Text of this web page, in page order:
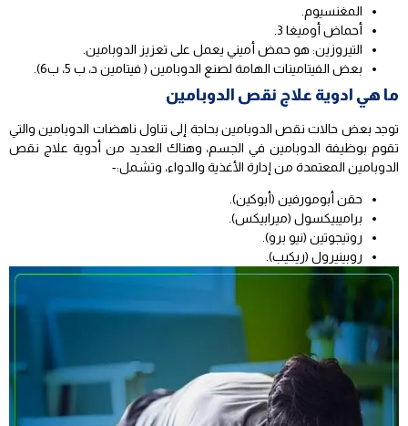
المغنسيوم.
أحماض أوميغا 3.
التيروزين: هو حمض أميني يعمل على تعزيز الدوبامين.
بعض الفيتامينات الهامة لصنع الدوبامين ( فيتامين د، ب 5، ب6).
ما هي ادوية علاج نقص الدوبامين
توجد بعض حالات نقص الدوبامين بحاجة إلى تناول ناهضات الدوبامين والتي
تقوم بوظيفة الدوبامين في الجسم، وهناك العديد من أدوية علاج نقص
الدوبامين المعتمدة من إدارة الأغذية والدواء، وتشمل:-
حقن أبومورفين (أبوكين).
براميبيكسول (ميرابيكس).
روتيجوتين (نيو برو).
روبينيرول (ريكيب).